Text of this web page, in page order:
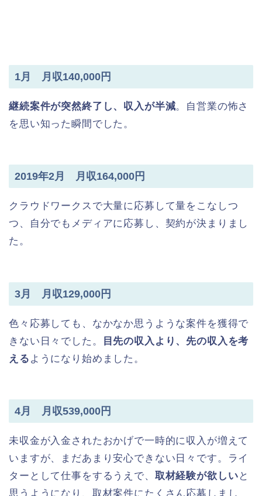
1月 月収140,000円
継続案件が突然終了し、収入が半減。自営業の怖さ
を思い知った瞬間でした。
2019年2月 月収164,000円
クラウドワークスで大量に応募して量をこなしつ
つ、自分でもメディアに応募し、契約が決まりまし
た。
3月 月収129,000円
色々応募しても、なかなか思うような案件を獲得で
きない日々でした。
目先の収入より、先の収入を考
える ようになり始めました。
4月 月収539,000円
未収金が入金されたおかげで一時的に収入が増えて
いますが、まだあまり安心できない日々です。ライ
ターとして仕事をするうえで、 取材経験が欲しい と
思うようになり、取材案件にたくさん応募しまし